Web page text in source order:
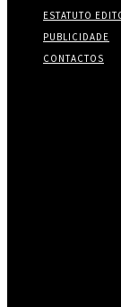
ESTATUTO
PUBLICIDADE
CONTACTOS